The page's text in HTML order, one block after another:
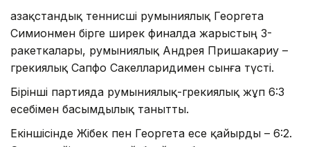
Қазақстандық теннисші румыниялық Георгета
Симионмен бірге ширек финалда жарыстың 3-
ракеткалары, румыниялық Андрея Пришакариу –
грекиялық Сапфо Сакелларидимен сынға түсті.
Бірінші партияда румыниялық-грекиялық жұп 6:3
есебімен басымдылық танытты.
Екіншісінде Жібек пен Георгета есе қайырды – 6:2.